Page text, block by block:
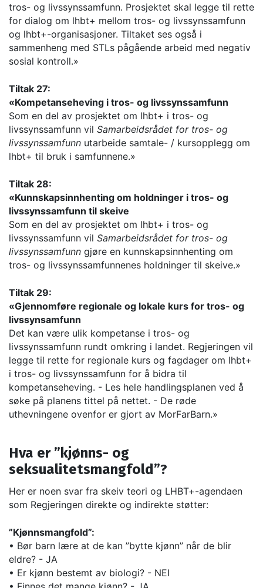
tros- og livssynssamfunn. Prosjektet skal legge til rette
for dialog om lhbt+ mellom tros- og livssynssamfunn
og lhbt+-organisasjoner. Tiltaket ses også i
sammenheng med STLs pågående arbeid med negativ
sosial kontroll.»
Tiltak 27:
«Kompetanseheving i tros- og livssynssamfunn
Som en del av prosjektet om lhbt+ i tros- og
livssynssamfunn vil Samarbeidsrådet for tros- og
livssynssamfunn utarbeide samtale- / kursopplegg om
lhbt+ til bruk i samfunnene.»
Tiltak 28:
«Kunnskapsinnhenting om holdninger i tros- og
livssynssamfunn til skeive
Som en del av prosjektet om lhbt+ i tros- og
livssynssamfunn vil Samarbeidsrådet for tros- og
livssynssamfunn gjøre en kunnskapsinnhenting om
tros- og livssynssamfunnenes holdninger til skeive.»
Tiltak 29:
«Gjennomføre regionale og lokale kurs for tros- og
livssynsamfunn
Det kan være ulik kompetanse i tros- og
livssynssamfunn rundt omkring i landet. Regjeringen vil
legge til rette for regionale kurs og fagdager om lhbt+
i tros- og livssynssamfunn for å bidra til
kompetanseheving. - Les hele handlingsplanen ved å
søke på planens tittel på nettet. - De røde
uthevningene ovenfor er gjort av MorFarBarn.»
Hva er ”kjønns- og
seksualitetsmangfold”?
Her er noen svar fra skeiv teori og LHBT+-agendaen
som Regjeringen direkte og indirekte støtter:
”Kjønnsmangfold”:
• Bør barn lære at de kan ”bytte kjønn” når de blir
eldre? - JA
• Er kjønn bestemt av biologi? - NEI